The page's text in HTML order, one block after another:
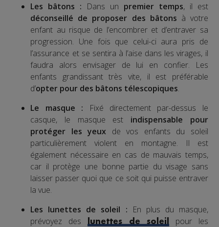
Les bâtons : Dans un premier temps, il est
déconseillé de proposer des bâtons à votre
enfant au risque de l’encombrer et d’entraver sa
progression. Une fois que celui-ci aura pris de
l’assurance et se sentira à l’aise dans les virages, il
faudra alors envisager de lui en confier. Les
enfants grandissant très vite, il est préférable
d’opter pour des bâtons télescopiques.
Le masque : Fixé directement par-dessus le
casque, le masque est indispensable pour
protéger les yeux de vos enfants du soleil
particulièrement violent en montagne. Il est
également nécessaire en cas de mauvais temps,
car il protège une bonne partie du visage sans
laisser passer quoi que ce soit qui puisse entraver
la vue.
Les lunettes de soleil : En plus du masque,
prévoyez des
lunettes de soleil
pour les